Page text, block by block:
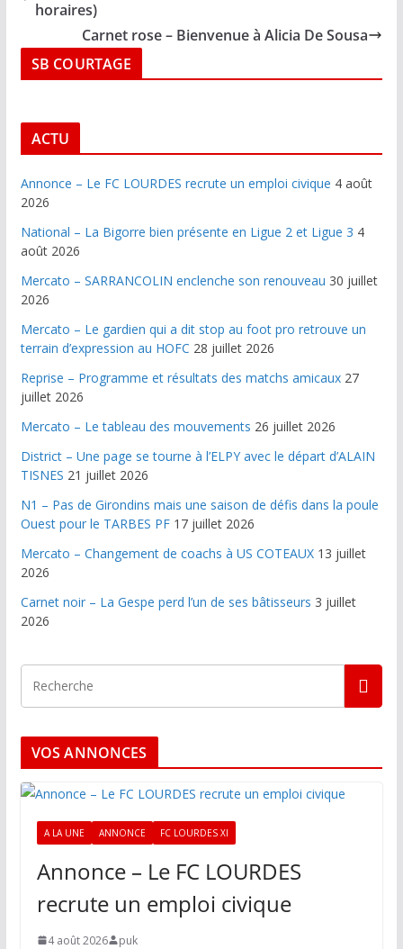
horaires)
Carnet rose – Bienvenue à Alicia De Sousa
SB COURTAGE
ACTU
Annonce – Le FC LOURDES recrute un emploi civique 4 août
2026
National – La Bigorre bien présente en Ligue 2 et Ligue 3 4
août 2026
Mercato – SARRANCOLIN enclenche son renouveau 30 juillet
2026
Mercato – Le gardien qui a dit stop au foot pro retrouve un
terrain d’expression au HOFC 28 juillet 2026
Reprise – Programme et résultats des matchs amicaux 27
juillet 2026
Mercato – Le tableau des mouvements 26 juillet 2026
District – Une page se tourne à l’ELPY avec le départ d’ALAIN
TISNES 21 juillet 2026
N1 – Pas de Girondins mais une saison de défis dans la poule
Ouest pour le TARBES PF 17 juillet 2026
Mercato – Changement de coachs à US COTEAUX 13 juillet
2026
Carnet noir – La Gespe perd l’un de ses bâtisseurs 3 juillet
2026
VOS ANNONCES
A LA UNE ANNONCE FC LOURDES XI
Annonce – Le FC LOURDES
recrute un emploi civique
4 août 2026 puk